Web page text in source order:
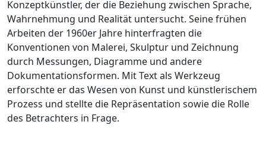
Konzeptkünstler, der die Beziehung zwischen Sprache,
Wahrnehmung und Realität untersucht. Seine frühen
Arbeiten der 1960er Jahre hinterfragten die
Konventionen von Malerei, Skulptur und Zeichnung
durch Messungen, Diagramme und andere
Dokumentationsformen. Mit Text als Werkzeug
erforschte er das Wesen von Kunst und künstlerischem
Prozess und stellte die Repräsentation sowie die Rolle
des Betrachters in Frage.